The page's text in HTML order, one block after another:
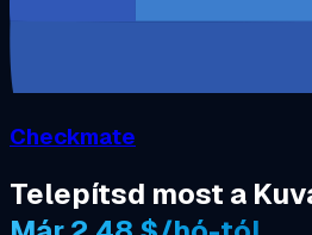
Checkmate
Telepítsd most a